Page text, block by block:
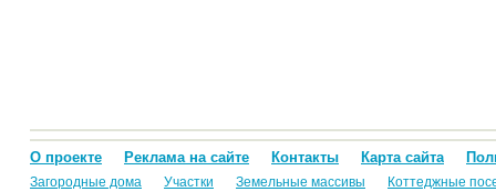
О проекте Реклама на сайте Контакты Карта сайта
Загородные дома Участки Земельные массивы Коттеджные